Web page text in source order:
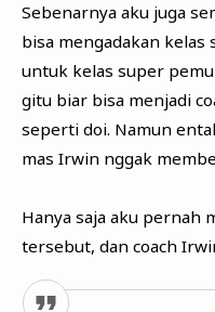
Sebenarnya aku juga
bisa mengadakan
untuk kelas super
gitu biar bisa menjadi
seperti doi. Namun
mas Irwin nggak
Hanya saja aku pernah
tersebut, dan coach